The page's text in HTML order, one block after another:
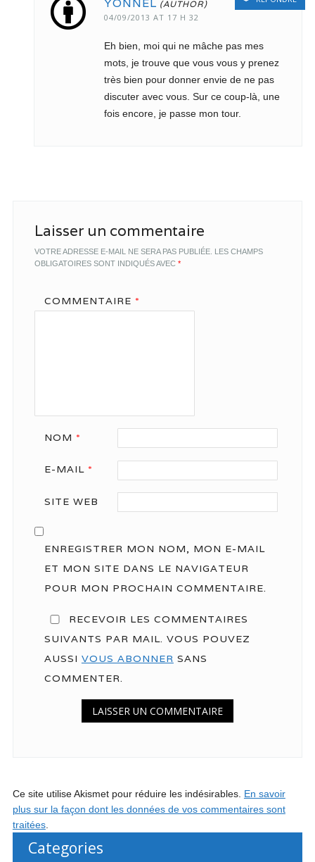
YONNEL
04/09/2013 AT 17 H 32
Eh bien, moi qui ne mâche pas mes
mots, je trouve que vous vous y prenez
très bien pour donner envie de ne pas
discuter avec vous. Sur ce coup-là, une
fois encore, je passe mon tour.
Laisser un commentaire
VOTRE ADRESSE E-MAIL NE SERA PAS PUBLIÉE. LES CHAMPS
OBLIGATOIRES SONT INDIQUÉS AVEC *
COMMENTAIRE *
NOM *
E-MAIL *
SITE WEB
ENREGISTRER MON NOM, MON E-MAIL
ET MON SITE DANS LE NAVIGATEUR
POUR MON PROCHAIN COMMENTAIRE.
RECEVOIR LES COMMENTAIRES
SUIVANTS PAR MAIL. VOUS POUVEZ
AUSSI VOUS ABONNER SANS
COMMENTER.
Ce site utilise Akismet pour réduire les indésirables. En savoir
plus sur la façon dont les données de vos commentaires sont
traitées.
Categories